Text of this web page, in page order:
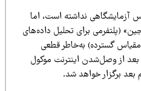
نداشته است، اما
برای تحلیل داده‌های
گسترده) به‌خاطر قطعی
از وصل‌شدن اینترنت موکول
خواهد شد.